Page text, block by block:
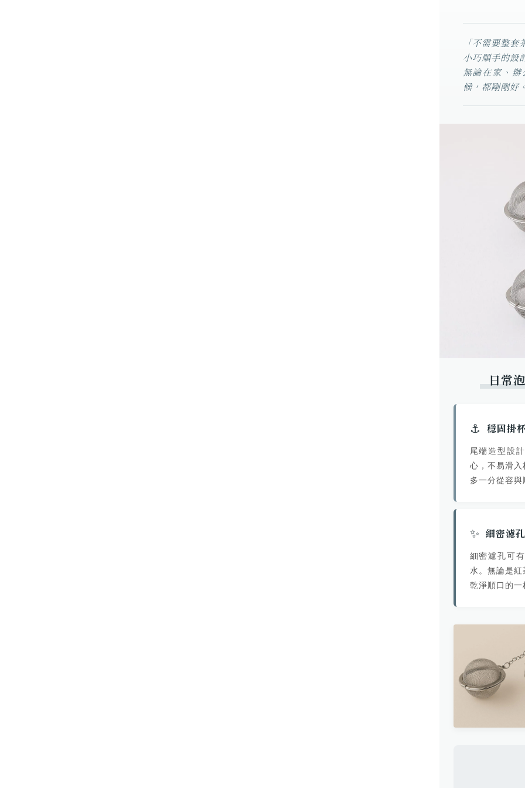
「不需要整
小巧順手的設
無論在家、
候，都剛剛好
日常
⚓ 穩固掛
尾端造型設
心，不易滑
多一分從容與
✨ 細密濾
細密濾孔可
水。無論是
乾淨順口的一